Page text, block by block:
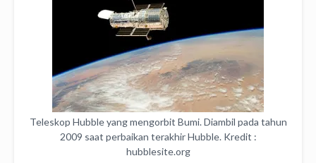
Teleskop Hubble yang mengorbit Bumi. Diambil pada tahun
2009 saat perbaikan terakhir Hubble. Kredit :
hubblesite.org